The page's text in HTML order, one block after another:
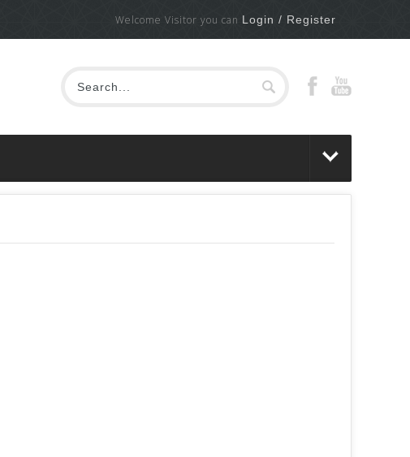
Welcome Visitor you can Login / Register